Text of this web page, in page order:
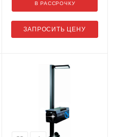
ЗАПРОСИТЬ ЦЕНУ
В РАССРОЧКУ